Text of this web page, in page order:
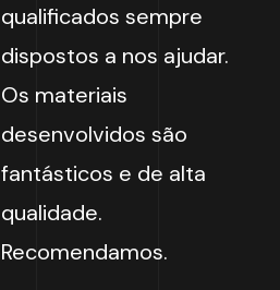
qualificados sempre
dispostos a nos ajudar.
Os materiais
desenvolvidos são
fantásticos e de alta
qualidade.
Recomendamos.